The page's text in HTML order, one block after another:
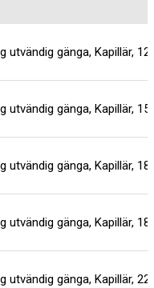
utvändig gänga, Kapillär,
utvändig gänga, Kapillär,
utvändig gänga, Kapillär,
utvändig gänga, Kapillär,
utvändig gänga, Kapillär,